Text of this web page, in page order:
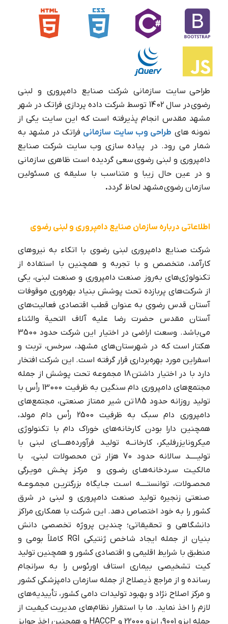
طراحی سایت سازمانی شرکت صنایع دامپروری و لبنی
رضوی در سال 1402 توسط شرکت داده پردازی فراتک در شهر
مشهد مقدس انجام پذیرفته است که این سایت یکی از
نمونه های طراحی وب سایت سازمانی فراتک در مشهد به
شمار می رود. در پیاده سازی وب سایت شرکت صنایع
دامپروری و لبنی رضوی سعی گردیده است ظاهری سازمانی
و در عین حال زیبا و متناسب با سلیقه ی مسئولین
سازمان رضوی مشهد لحاظ گردد.
اطلاعاتی درباره سازمان صنایع دامپروری و لبنی رضوی
شرکت صنایع دامپروری لبنی رضوی با اتکاء به نیروهای
کارآمد، متخصص و با تجربه و همچنین با استفاده از
تکنولوژی‌های به‌روز صنعت دامپروری و صنعت لبنی، یکی
از شرکت‌های پربازده تحت پوشش بنیاد بهره‌وری موقوفات
آستان قدس رضوی به عنوان قطب اقتصادی فعالیت‌های
آستان مقدس حضرت رضا علیه آلاف التحیة والثناء
می‌باشد. وسعت اراضی در اختیار این شرکت حدود 3500
هکتار است که در شهرستان‌های مشهد، سرخس، تربت و
اسفراین مورد بهره‌برداری قرار گرفته است. این شرکت افتخار
دارد با در اختیار داشتن 18 مجموعه تحت پوشش از جمله
مجتمع‌های دامپروری دام سنگین به ظرفیت 13000 رأس با
تولید روزانه حدود 185 تن شیر ممتاز صنعتی، مجتمع‌های
دامپروری دام سبک به ظرفیت 2500 رأس دام مولد،
همچنین دارا بودن کارخانه‌های خوراک دام با تکنولوژی
میکرونایزرفلیکر، کارخانــه تولیـد فرآورده‌هــــای لبنی با
تولیـــــد سالانه حدود 70 هزار تن محصولات لبنی، با
مالکیـت سـردخانه‌هـای رضـوی و مرکـز پخـش مویـرگی
محصـولات، توانستــــه اسـت جـایگاه بزرگتریـن مجمـوعـه
صنعتی زنجیره تولید صنعت دامپروری و لبنی در شرق
کشور را به خود اختصاص دهد. این شرکت با همکاری مراکز
دانشگاهی و تحقیقاتی؛ چندین پروژه تخصصی دانش
بنیان از جمله ایجاد شاخص ژنتیکی RGI کاملاً بومی و
منطبق با شرایط اقلیمی و اقتصادی کشور و همچنین تولید
کیت تشخیصی بیماری استاف اورئوس را به سرانجام
رسانده و از مراجع ذیصلاح از جمله سازمان دامپزشکی کشور
و مرکز اصلاح نژاد و بهبود تولیدات دامی کشور، تأییدیه‌های
لازم را اخذ نماید. ما با استقرار نظام‌های مدیریت کیفیت از
جمله ایزو 9001، ایزو 22000 و HACCP و همچنین اخذ جوایز